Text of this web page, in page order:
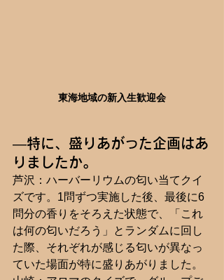
東海地域の新入生歓迎会
―特に、盛りあがった企画はあ
りましたか。
芦沢：ハーバーリウムの匂い当てクイ
ズです。1問ずつ実施した後、最後に6
問分の香りをそろえた状態で、「これ
は何の匂いだろう」とランダムに回し
た際、それぞれが感じる匂いが異なっ
ていた場面が特に盛りあがりました。